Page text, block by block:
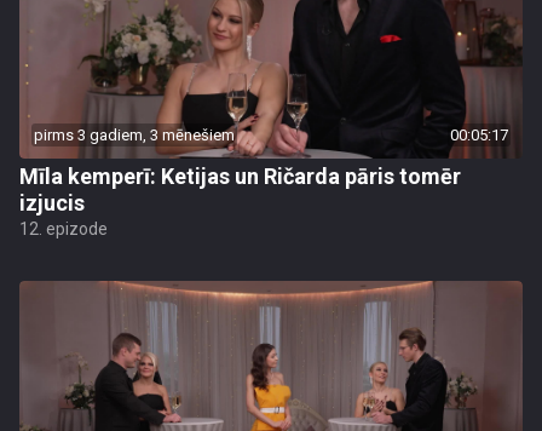
pirms 3 gadiem, 3 mēnešiem 00:05:17
Mīla kemperī: Ketijas un Ričarda pāris tomēr
izjucis
12. epizode